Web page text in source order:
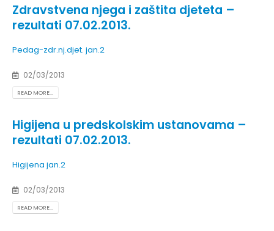
Zdravstvena njega i zaštita djeteta –
rezultati 07.02.2013.
Pedag-zdr.nj.djet. jan.2
02/03/2013
READ MORE...
Higijena u predskolskim ustanovama –
rezultati 07.02.2013.
Higijena jan.2
02/03/2013
READ MORE...